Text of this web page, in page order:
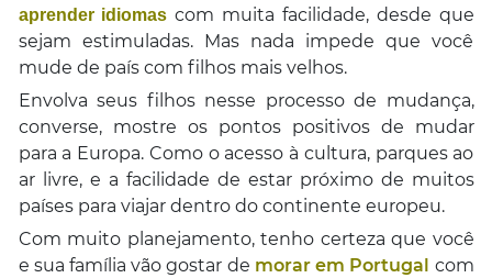
aprender idiomas com muita facilidade, desde que
sejam estimuladas. Mas nada impede que você
mude de país com filhos mais velhos.
Envolva seus filhos nesse processo de mudança,
converse, mostre os pontos positivos de mudar
para a Europa. Como o acesso à cultura, parques ao
ar livre, e a facilidade de estar próximo de muitos
países para viajar dentro do continente europeu.
Com muito planejamento, tenho certeza que você
e sua família vão gostar de morar em Portugal com